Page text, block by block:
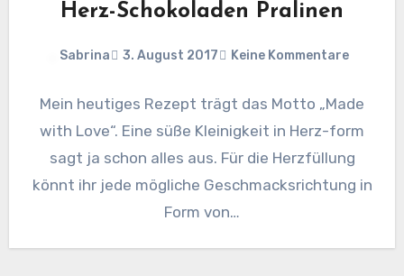
Herz-Schokoladen Pralinen
Sabrina 3. August 2017 Keine Kommentare
Mein heutiges Rezept trägt das Motto „Made
with Love“. Eine süße Kleinigkeit in Herz-form
sagt ja schon alles aus. Für die Herzfüllung
könnt ihr jede mögliche Geschmacksrichtung in
Form von…